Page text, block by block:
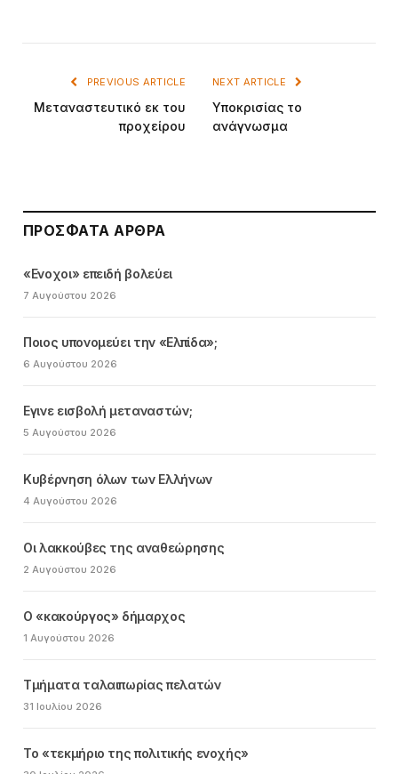
PREVIOUS ARTICLE
Μεταναστευτικό εκ του
προχείρου
NEXT ARTICLE
Υποκρισίας το
ανάγνωσμα
ΠΡΌΣΦΑΤΑ ΆΡΘΡΑ
«Ενοχοι» επειδή βολεύει
7 Αυγούστου 2026
Ποιος υπονομεύει την «Ελπίδα»;
6 Αυγούστου 2026
Εγινε εισβολή μεταναστών;
5 Αυγούστου 2026
Κυβέρνηση όλων των Ελλήνων
4 Αυγούστου 2026
Οι λακκούβες της αναθεώρησης
2 Αυγούστου 2026
Ο «κακούργος» δήμαρχος
1 Αυγούστου 2026
Τμήματα ταλαιπωρίας πελατών
31 Ιουλίου 2026
Το «τεκμήριο της πολιτικής ενοχής»